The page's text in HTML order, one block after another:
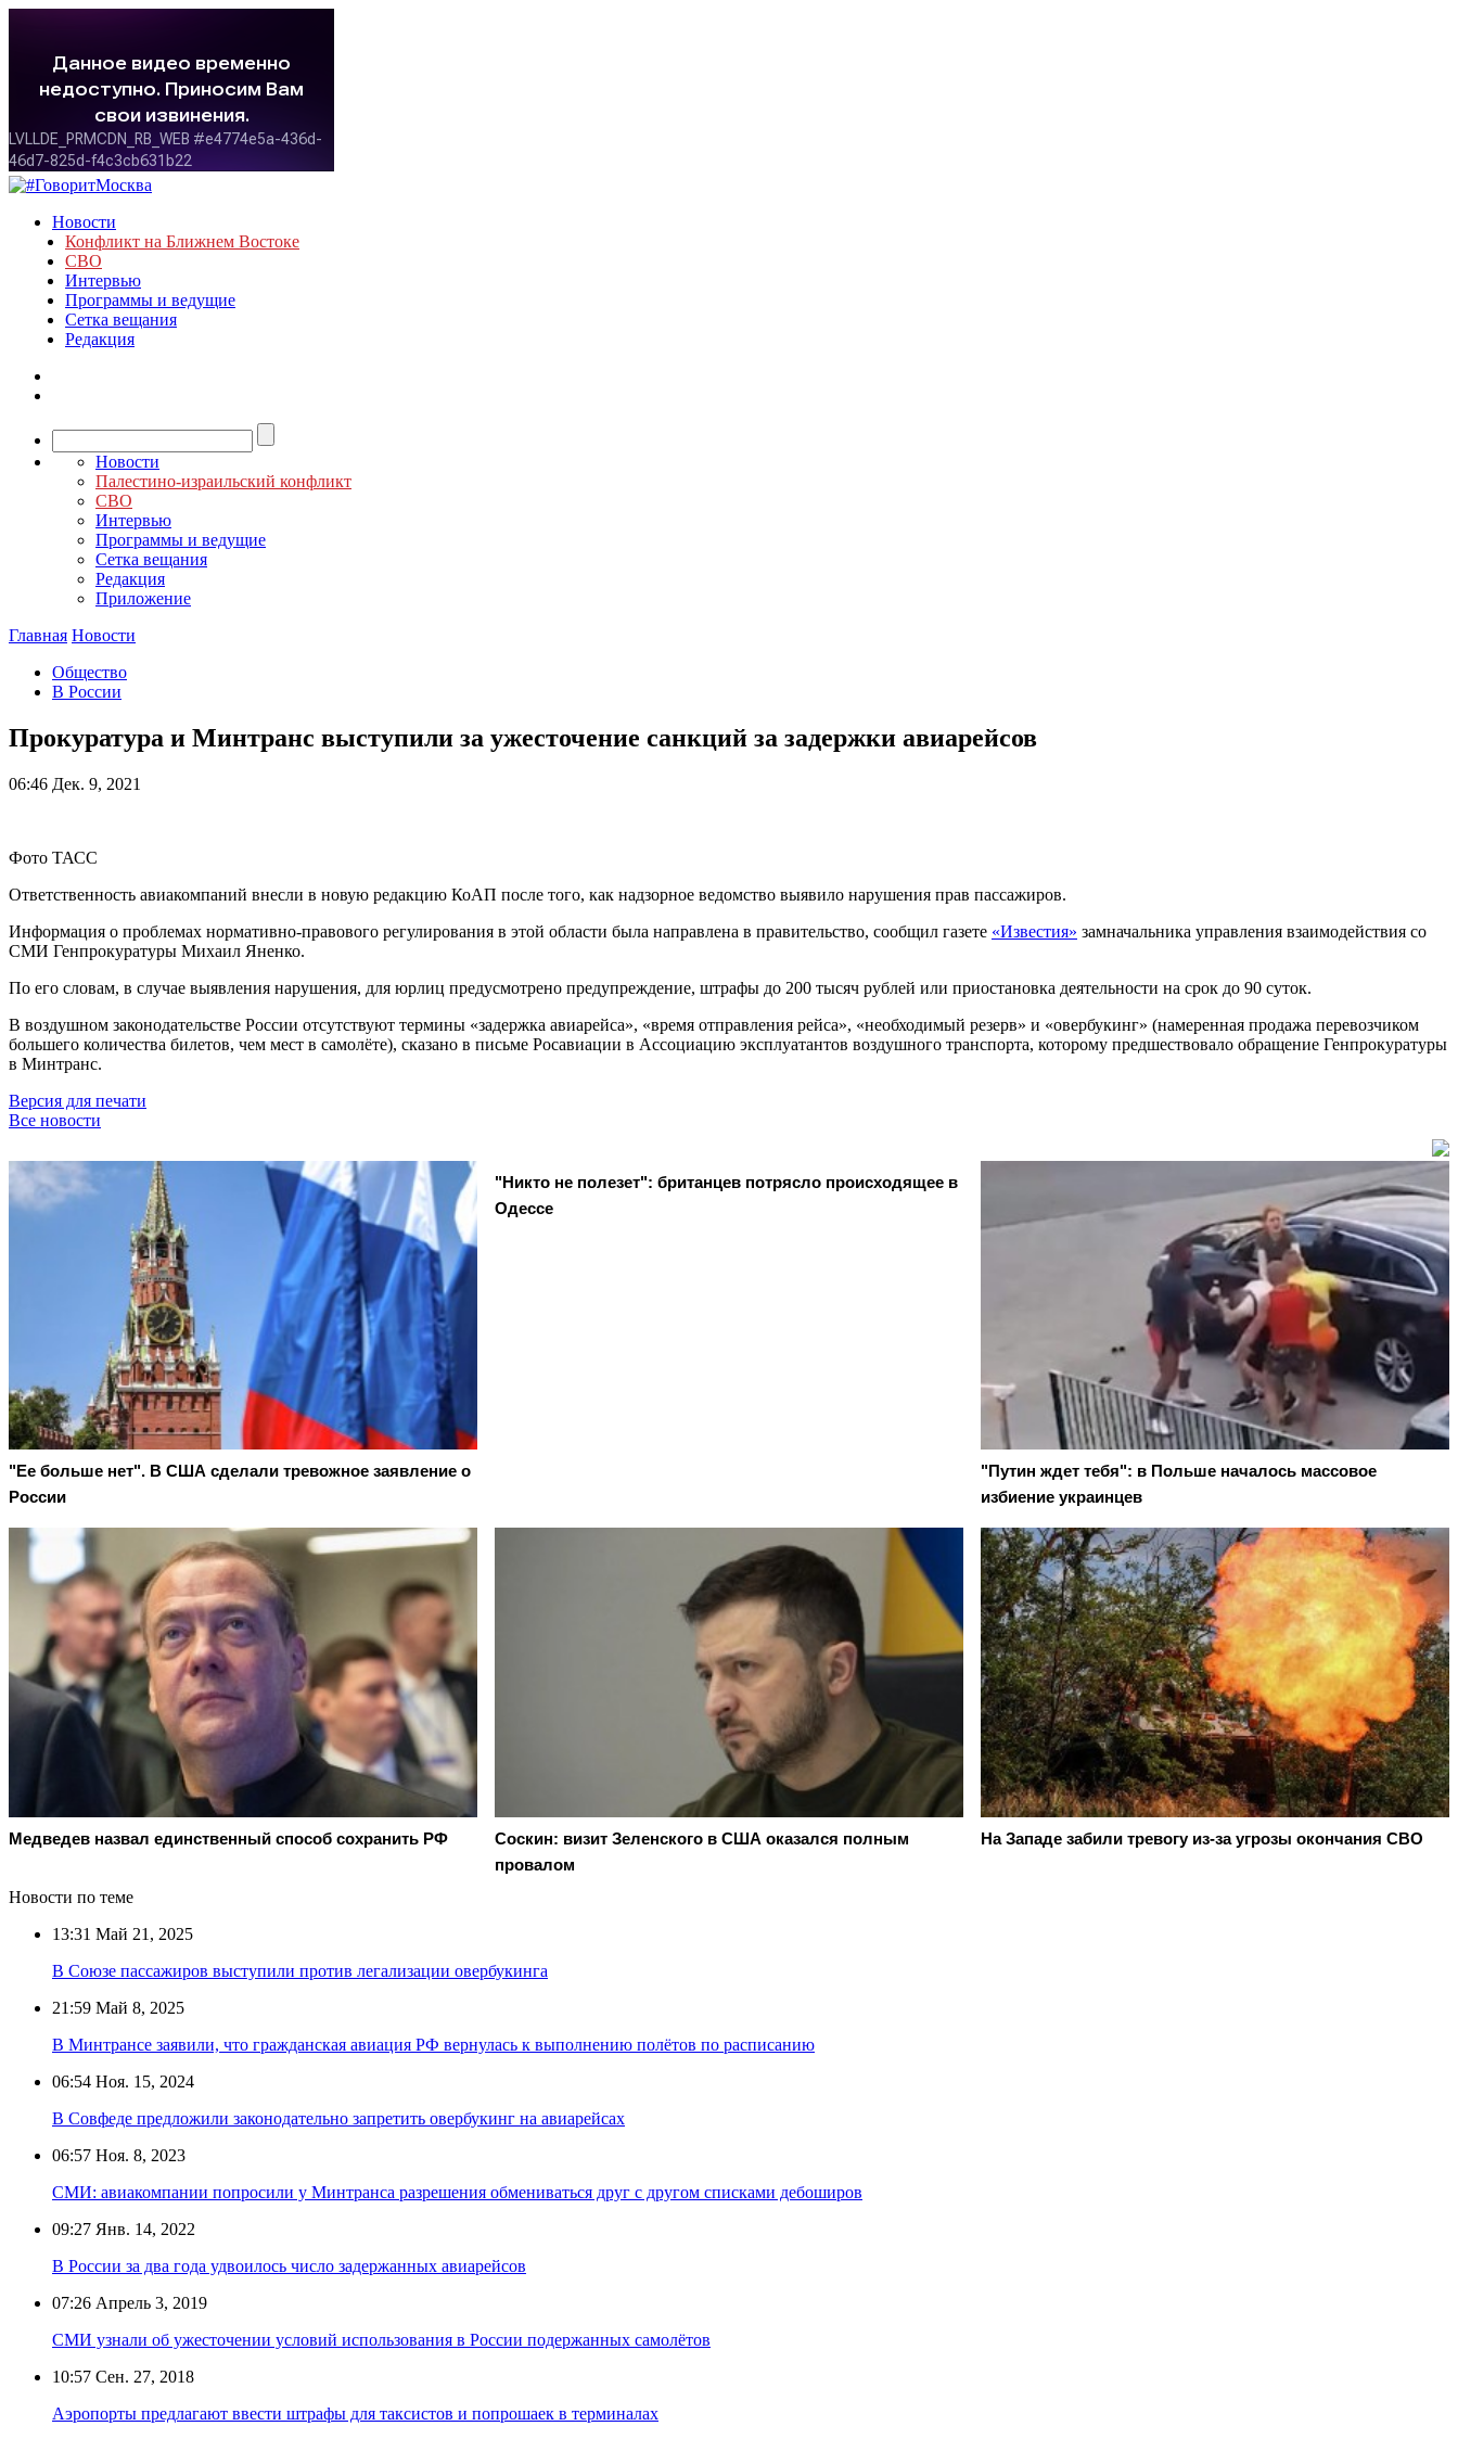
Новости
Конфликт на Ближнем Востоке
СВО
Интервью
Программы и ведущие
Сетка вещания
Редакция
Новости
Палестино-израильский конфликт
СВО
Интервью
Программы и ведущие
Сетка вещания
Редакция
Приложение
Главная Новости
Общество
В России
Прокуратура и Минтранс выступили за ужесточение санкций за задержки авиарейсов
06:46 Дек. 9, 2021
Фото ТАСС
Ответственность авиакомпаний внесли в новую редакцию КоАП после того, как надзорное ведомство выявило нарушения прав пассажиров.
Информация о проблемах нормативно-правового регулирования в этой области была направлена в правительство, сообщил газете «Известия» замначальника управления взаимодействия со
СМИ Генпрокуратуры Михаил Яненко.
По его словам, в случае выявления нарушения, для юрлиц предусмотрено предупреждение, штрафы до 200 тысяч рублей или приостановка деятельности на срок до 90 суток.
В воздушном законодательстве России отсутствуют термины «задержка авиарейса», «время отправления рейса», «необходимый резерв» и «овербукинг» (намеренная продажа перевозчиком
большего количества билетов, чем мест в самолёте), сказано в письме Росавиации в Ассоциацию эксплуатантов воздушного транспорта, которому предшествовало обращение Генпрокуратуры
в Минтранс.
Версия для печати
Все новости
"Ее больше нет". В США сделали тревожное заявление о
России
"Никто не полезет": британцев потрясло происходящее в
Одессе
"Путин ждет тебя": в Польше началось массовое
избиение украинцев
Медведев назвал единственный способ сохранить РФ
Соскин: визит Зеленского в США оказался полным
провалом
На Западе забили тревогу из-за угрозы окончания СВО
Новости по теме
13:31 Май 21, 2025
В Союзе пассажиров выступили против легализации овербукинга
21:59 Май 8, 2025
В Минтрансе заявили, что гражданская авиация РФ вернулась к выполнению полётов по расписанию
06:54 Ноя. 15, 2024
В Совфеде предложили законодательно запретить овербукинг на авиарейсах
06:57 Ноя. 8, 2023
СМИ: авиакомпании попросили у Минтранса разрешения обмениваться друг с другом списками дебоширов
09:27 Янв. 14, 2022
В России за два года удвоилось число задержанных авиарейсов
07:26 Апрель 3, 2019
СМИ узнали об ужесточении условий использования в России подержанных самолётов
10:57 Сен. 27, 2018
Аэропорты предлагают ввести штрафы для таксистов и попрошаек в терминалах